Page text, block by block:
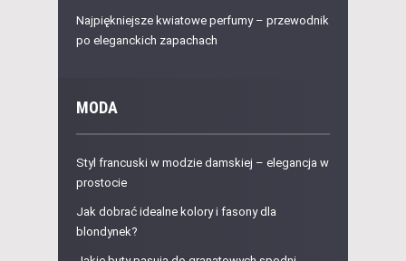
Najpiękniejsze kwiatowe perfumy – przewodnik
po eleganckich zapachach
MODA
Styl francuski w modzie damskiej – elegancja w
prostocie
Jak dobrać idealne kolory i fasony dla
blondynek?